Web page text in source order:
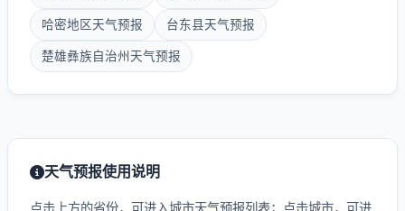
哈密地区天气预报 台东县天气预报
楚雄彝族自治州天气预报
天气预报使用说明
点击上方的省份，可进入城市天气预报列表；点击城市，可进